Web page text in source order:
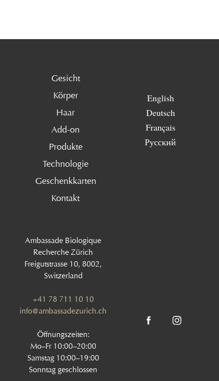
Gesicht
Körper
Haar
Add-on
Produkte
Technologie
Geschenkkarten
Kontakt
English
Deutsch
Français
Русский
Ambassade Biologique
Recherche Zürich
Freigutstrasse 10, 8002,
Switzerland
+41 78 711 10 10
info@ambassadezurich.ch
Öffnungszeiten:
Mo–Fr 10:00–20:00
Samstag 10:00–19:00
Sonntag geschlossen